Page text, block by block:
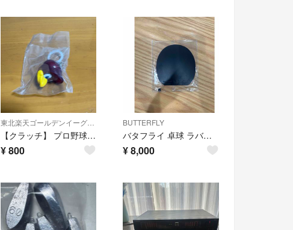
東北楽天ゴールデンイーグルス
【クラッチ】 プロ野球マスコット めじるしアクセサリー
¥800
BUTTERFLY
バタフライ 卓球 ラバー ディグニクス05 06040 ブラック(278) TA(1枚)
¥8,000